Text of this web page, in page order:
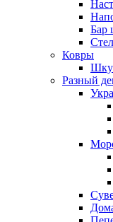
Бар
Ковры
Разный